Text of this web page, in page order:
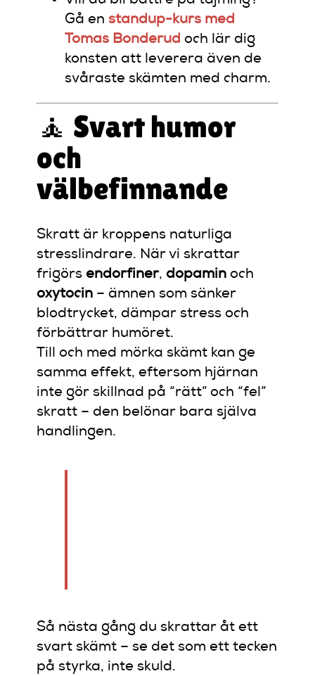
Gå enstandup-kurs med
Tomas Bonderud och lär dig
konsten att leverera även de
svåraste skämten med charm.
🧘 Svart humor
och
välbefinnande
Skratt är kroppens naturliga
stresslindrare. När vi skrattar
frigörsendorfiner, dopamin och
oxytocin – ämnen som sänker
blodtrycket, dämpar stress och
förbättrar humöret.
Till och med mörka skämt kan ge
samma effekt, eftersom hjärnan
inte gör skillnad på “rätt” och “fel”
skratt – den belönar bara själva
handlingen.
Så nästa gång du skrattar åt ett
svart skämt – se det som ett tecken
på styrka, inte skuld.